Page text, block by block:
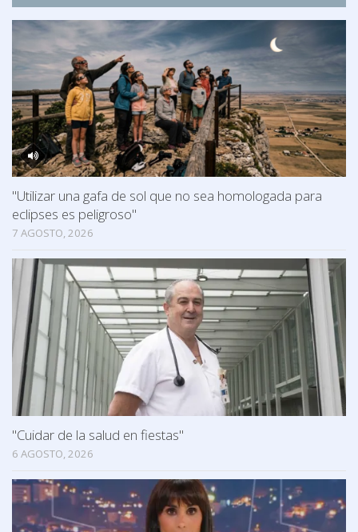
"Utilizar una gafa de sol que no sea homologada para
eclipses es peligroso"
7 AGOSTO, 2026
"Cuidar de la salud en fiestas"
6 AGOSTO, 2026